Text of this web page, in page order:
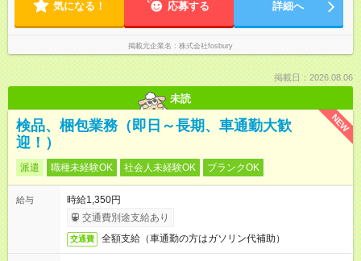
気になる！ 応募する 詳細へ
掲載元企業名 株式会社fosbury
掲載日：2026.08.06
未読
NEW
検品、梱包業務（即日～長期、車通勤大歓
迎！）
派遣 職種未経験OK 社会人未経験OK ブランクOK
給与
時給1,350円
交通費別途支給あり
交通費 全額支給（車通勤の方はガソリン代補助）